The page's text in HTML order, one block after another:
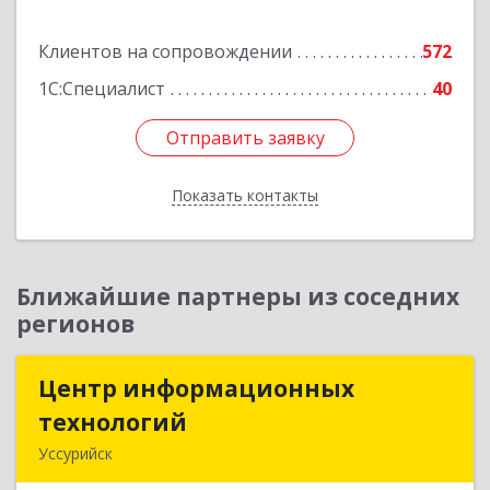
Клиентов на сопровождении
572
1С:Специалист
40
Отправить заявку
Показать контакты
Отправить заявку
Назад
Ближайшие партнеры из соседних
регионов
Центр информационных
технологий
Уссурийск
Центр информационных